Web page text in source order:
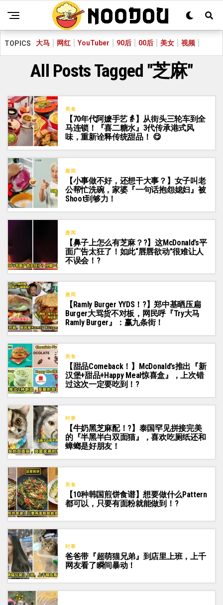
TOPICS 大马 网红 YouTuber 90后 00后 美女 视频
All Posts Tagged "芝麻"
美食
【70年代阿嬷手艺👵】从街头三轮车到全
马连锁！『喜二糖水』3代传承港式风
味，重新诠释传统甜品！ 😋
趣闻
【小事做不好，还想干大事？】女子叫老
公帮忙洗碗，家婆『一句话抱怨媳妇』被
Shoot到够力！
趣闻
【鼻子上怎么有芝麻？?】这McDonald’s平
面广告太狂了！如此“唇唇欲动”很难让人
不误会！?
趣闻
【Ramly Burger YYDS！?】郑中基晒压扁
Burger大骂货不对板，网民呼『Try大马
Ramly Burger』：赢九条街！
美食
【甜品Comeback！】McDonald’s推出『新
汉堡+甜品+Happy Meal惊喜盒』，上次错
过这次一定要吃到！?
时事
【牛奶黑芝麻配！?】泰国罕见拼接完美
的『半黑半白双面猫』，喜欢吃厕纸还和
蟑螂是好朋友！
美食
【10种韩国煎饼食谱】想要做什么Pattern
都可以，只要有面粉就能做到！?
时事
爸爸带『超萌猫兄弟』到店里上班，上千
网友看了瞬间暴动！